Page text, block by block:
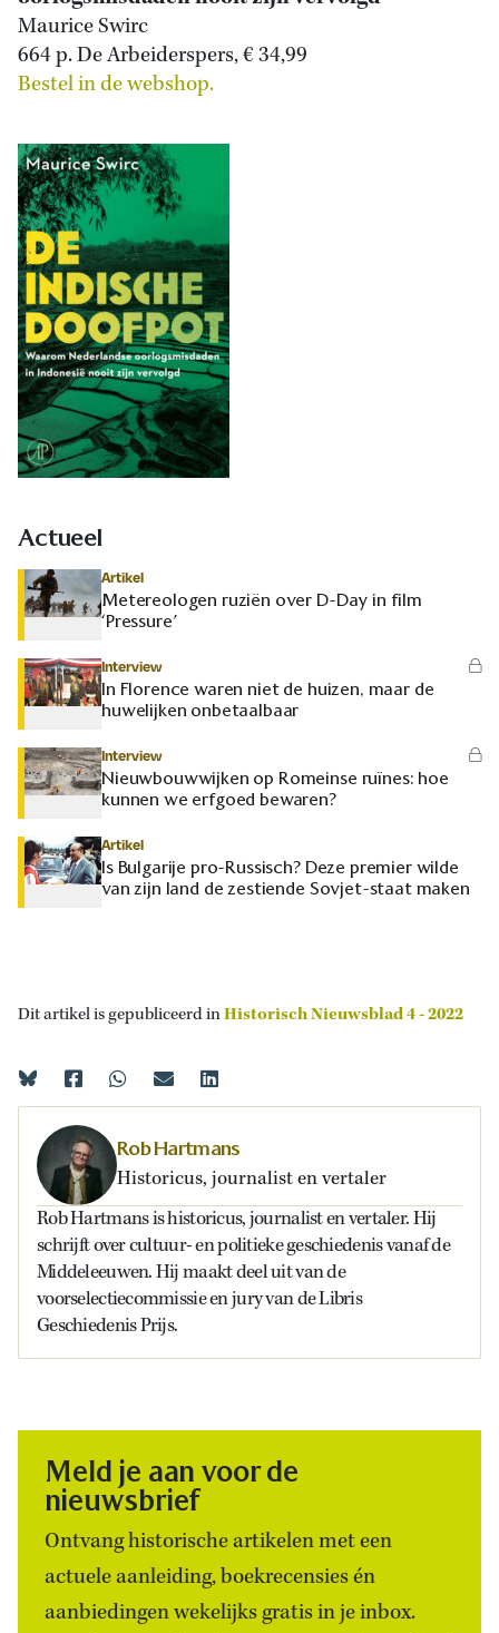
Maurice Swirc
664 p. De Arbeiderspers, € 34,99
Bestel in de webshop.
Actueel
Artikel
Metereologen ruziën over D-Day in film
‘Pressure’
Interview
In Florence waren niet de huizen, maar de
huwelijken onbetaalbaar
Interview
Nieuwbouwwijken op Romeinse ruïnes: hoe
kunnen we erfgoed bewaren?
Artikel
Is Bulgarije pro-Russisch? Deze premier wilde
van zijn land de zestiende Sovjet-staat maken
Dit artikel is gepubliceerd inHistorisch Nieuwsblad 4 - 2022
Rob Hartmans
Historicus, journalist en vertaler
Rob Hartmans is historicus, journalist en vertaler. Hij
schrijft over cultuur- en politieke geschiedenis vanaf de
Middeleeuwen. Hij maakt deel uit van de
voorselectiecommissie en jury van de Libris
Geschiedenis Prijs.
Meld je aan voor de
nieuwsbrief
Ontvang historische artikelen met een
actuele aanleiding, boekrecensies én
aanbiedingen wekelijks gratis in je inbox.